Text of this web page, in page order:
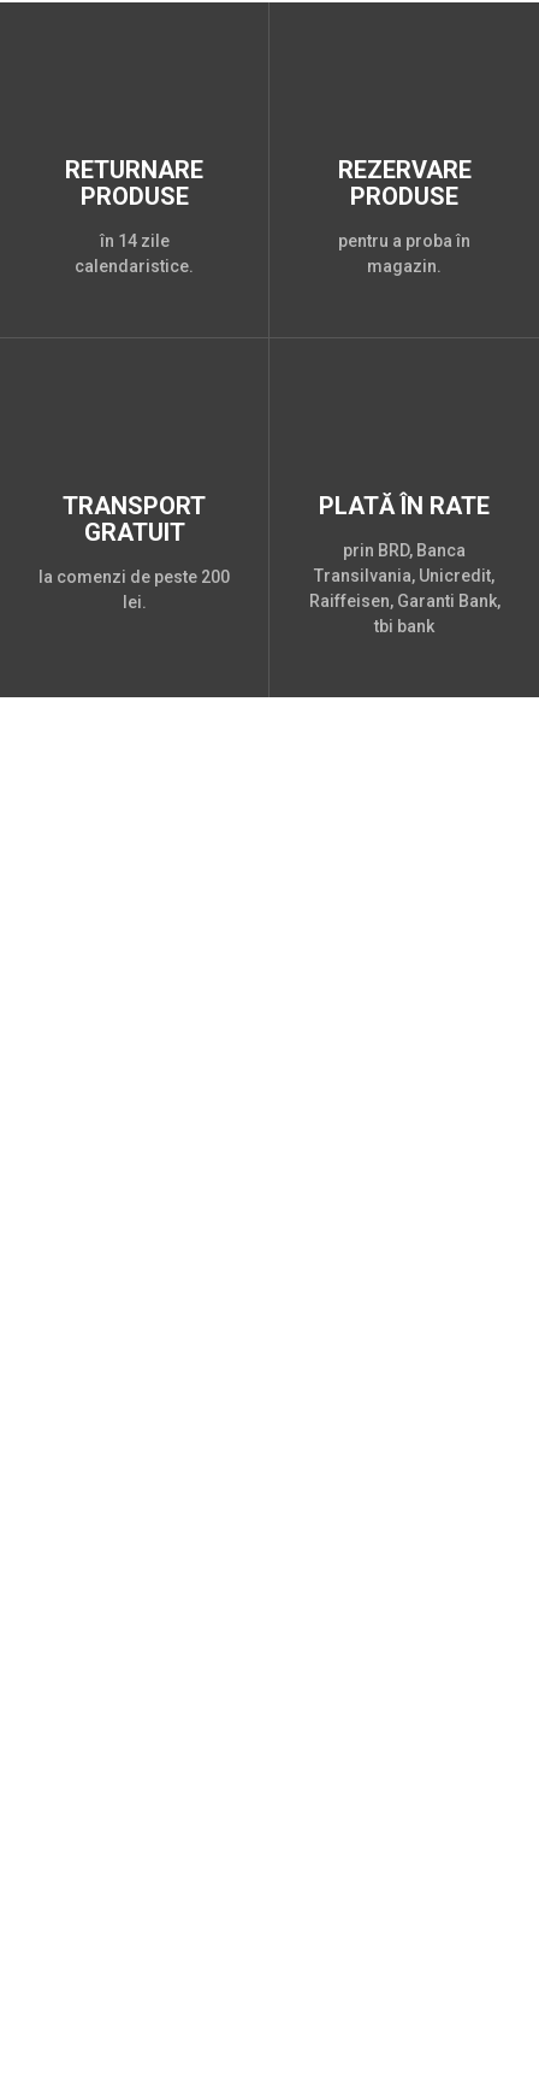
RETURNARE
PRODUSE
în 14 zile
calendaristice.
REZERVARE
PRODUSE
pentru a proba în
magazin.
TRANSPORT
GRATUIT
la comenzi de peste 200
lei.
PLATĂ ÎN RATE
prin BRD, Banca
Transilvania, Unicredit,
Raiffeisen, Garanti Bank,
tbi bank